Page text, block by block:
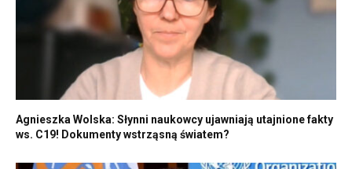
Agnieszka Wolska: Słynni naukowcy ujawniają utajnione fakty
ws. C19! Dokumenty wstrząsną światem?